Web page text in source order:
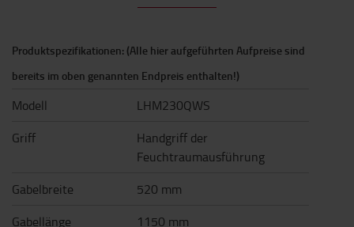
Produktspezifikationen: (Alle hier aufgeführten Aufpreise sind
bereits im oben genannten Endpreis enthalten!)
Modell
LHM230QWS
Griff
Handgriff der
Feuchtraumausführung
Gabelbreite
520 mm
Gabellänge
1150 mm